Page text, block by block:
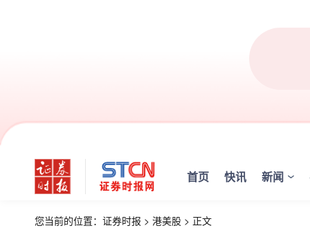
首页 快讯 新闻
您当前的位置： 证券时报 > 港美股 > 正文